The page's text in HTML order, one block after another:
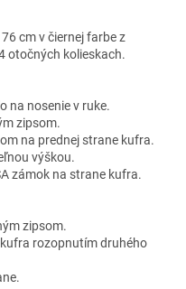
cm v čiernej farbe z
otočných kolieskach.
na nosenie v ruke.
zipsom.
na prednej strane kufra.
výškou.
zámok na strane kufra.
zipsom.
rozopnutím druhého